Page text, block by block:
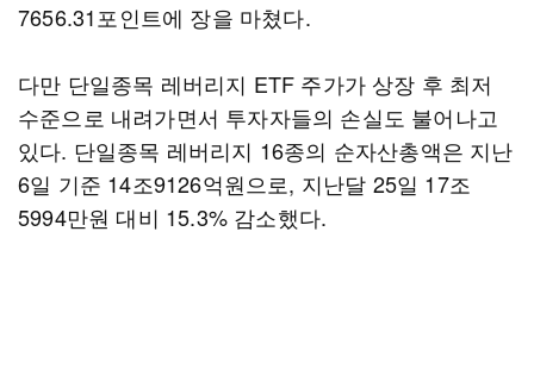
7656.31포인트에 장을 마쳤다.
다만 단일종목 레버리지 ETF 주가가 상장 후 최저
수준으로 내려가면서 투자자들의 손실도 불어나고
있다. 단일종목 레버리지 16종의 순자산총액은 지난
6일 기준 14조9126억원으로, 지난달 25일 17조
5994만원 대비 15.3% 감소했다.